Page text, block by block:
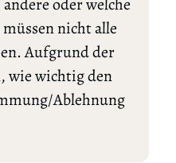
nicht alle
Aufgrund der
wie wichtig den
Ablehnung